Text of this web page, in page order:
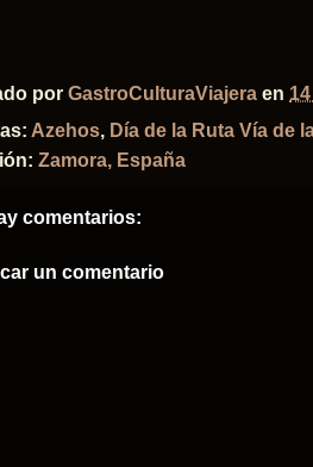
por GastroCulturaViajera en
Azehos, Día de la Ruta Vía de
Zamora, España
comentarios:
un comentario